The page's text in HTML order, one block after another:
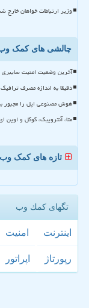
وزیر ارتباطات خواهان
چالشی های کمک
آخرین وضعیت امنیت
دقیقا به اندازه مصرف
هوش مصنوعی اپل را مجبور
متا، آنتروپیک، گوگل و
تازه های کمک وب
تگهای كمك وب
اینترنت امنیت
رپورتاژ اپراتور